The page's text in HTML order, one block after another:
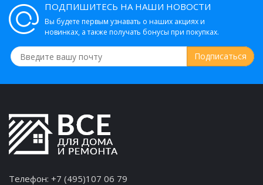
ПОДПИШИТЕСЬ НА НАШИ НОВОСТИ
Вы будете первым узнавать о наших акциях и
новинках, а также получать бонусы при покупках.
Телефон: +7 (495)107 06 79